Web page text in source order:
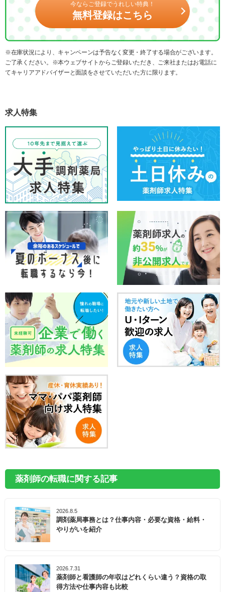
今ならご登録でうれしい特典！
無料登録はこちら
※在庫状況により、キャンペーンは予告なく変更・終了する場合がございます。
ご了承ください。※本ウェブサイトからご登録いただき、ご来社またはお電話に
てキャリアアドバイザーと面談をさせていただいた方に限ります。
求人特集
薬剤師の転職に関する記事
2026.8.5
調剤薬局事務とは？仕事内容・必要な資格・給料・
やりがいを紹介
2026.7.31
薬剤師と看護師の年収はどれくらい違う？資格の取
得方法や仕事内容も比較